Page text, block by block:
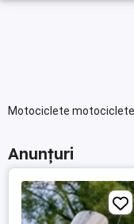
Motociclete
Anunțuri